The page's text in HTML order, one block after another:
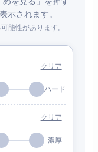
示されます。
能性があります。
クリア
ハード
クリア
濃厚